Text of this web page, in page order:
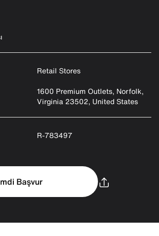
Retail Stores
1600 Premium Outlets, Norfolk,
Virginia 23502, United States
R-783497
Başvur